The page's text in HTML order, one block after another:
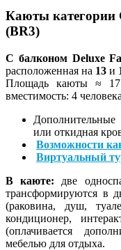
Каюты категории
(BR3)
С балконом Deluxe
расположенная на 13 и
Площадь каюты ≈
вместимость: 4
или откидная
Возможности
Виртуальный
В каюте: две
трансформируются в
(раковина, душ,
кондиционер,
(оплачивается
мебелью для отдыха.